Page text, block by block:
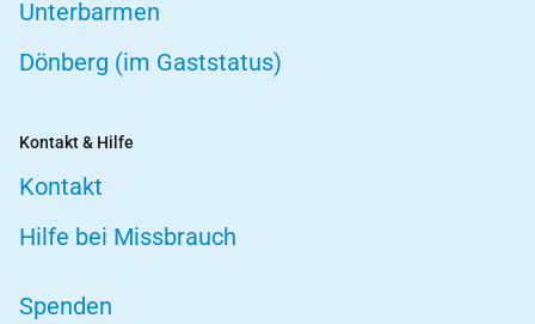
Unterbarmen
Dönberg (im Gaststatus)
Kontakt & Hilfe
Kontakt
Hilfe bei Missbrauch
Spenden